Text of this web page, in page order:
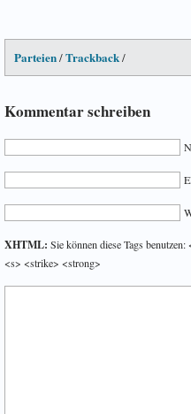
Parteien/Trackback/
Kommentar schreiben
XHTML: Sie können diese Tags
<s> <strike> <strong>